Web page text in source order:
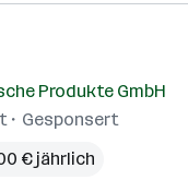
Produkte GmbH
Gesponsert
€ jährlich